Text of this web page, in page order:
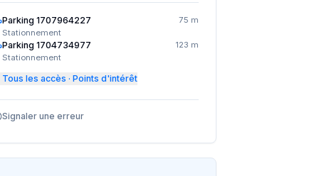
Parking 1707964227
Stationnement
75 m
Parking 1704734977
Stationnement
123 m
Tous les accès · Points d'intérêt
Signaler une erreur